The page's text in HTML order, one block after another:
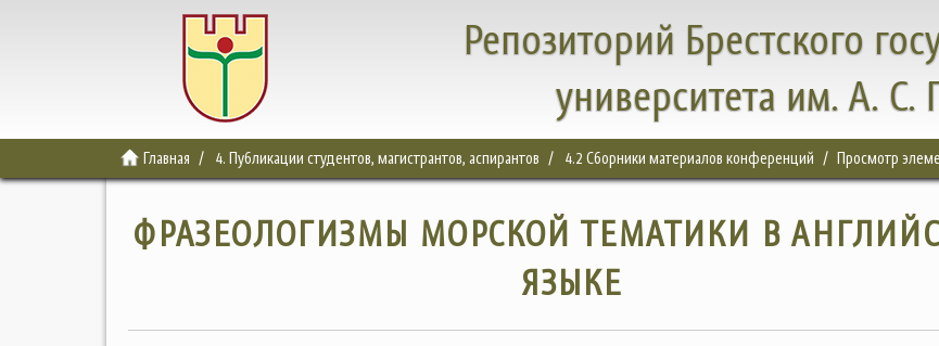
Репозиторий Брестского
университета им. А.
Главная 4. Публикации студентов, магистрантов, аспирантов 4.2 Сборники материалов конференций Просмотр
ФРАЗЕОЛОГИЗМЫ МОРСКОЙ ТЕМАТИКИ В
ЯЗЫКЕ